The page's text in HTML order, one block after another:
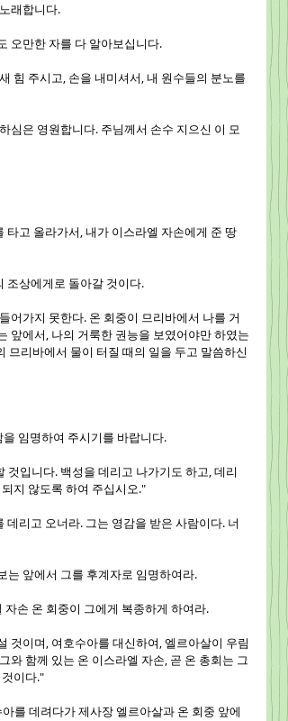
래합니다.
오만한 자를 다 알아보십니다.
힘 주시고, 손을 내미셔서, 내 원수들의 분노를
심은 영원합니다. 주님께서 손수 지으신 이 모
타고 올라가서, 내가 이스라엘 자손에게 준 땅
조상에게로 돌아갈 것이다.
어가지 못한다. 온 회중이 므리바에서 나를 거
앞에서, 나의 거룩한 권능을 보였어야만 하였는
므리바에서 물이 터질 때의 일을 두고 말씀하신
을 임명하여 주시기를 바랍니다.
것입니다. 백성을 데리고 나가기도 하고, 데리
지 않도록 하여 주십시오."
데리고 오너라. 그는 영감을 받은 사람이다. 너
는 앞에서 그를 후계자로 임명하여라.
자손 온 회중이 그에게 복종하게 하여라.
것이며, 여호수아를 대신하여, 엘르아살이 우림
함께 있는 온 이스라엘 자손, 곧 온 총회는 그
이다."
를 데려다가 제사장 엘르아살과 온 회중 앞에